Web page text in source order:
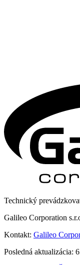
Technický
Galileo Corporation
Kontakt: Galileo
Posledná aktualizácia: